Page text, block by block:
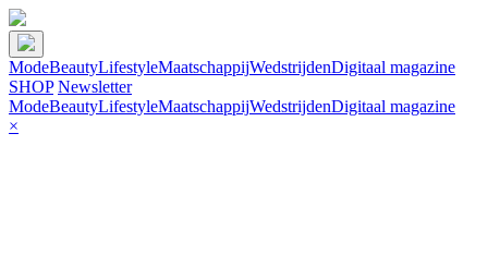
ModeBeautyLifestyleMaatschappijWedstrijdenDigitaal magazine
SHOP Newsletter
ModeBeautyLifestyleMaatschappijWedstrijdenDigitaal magazine
×